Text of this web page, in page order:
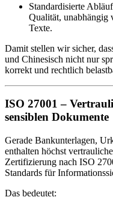
Standardisierte
Qualität, unabhängig
Texte.
Damit stellen wir sicher,
und Chinesisch nicht nur
korrekt und rechtlich
ISO 27001 –
sensiblen Dokumente
Gerade Bankunterlagen,
enthalten höchst
Zertifizierung nach ISO
Standards für
Das bedeutet: